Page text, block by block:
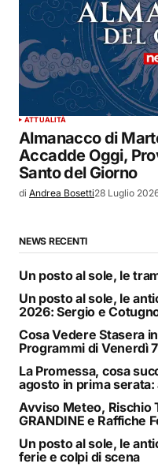
ATTUALITÀ
Almanacco di
Accadde Oggi,
Santo del Giorno
di Andrea Bosetti28 Luglio
NEWS RECENTI
Un posto al sole, le
Un posto al sole, le
2026: Sergio e
Cosa Vedere Stasera
Programmi di Venerdì
La Promessa, cosa
agosto in prima
Avviso Meteo, Rischio
GRANDINE e Raffiche
Un posto al sole, le
ferie e colpi di scena